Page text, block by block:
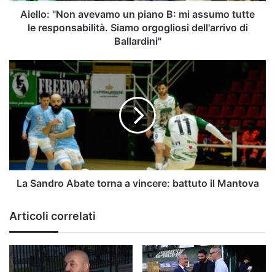
responsabilità.
dell'arrivo
di
Ballardini"
Aiello: "Non avevamo un piano B: mi assumo tutte
le responsabilità. Siamo orgogliosi dell'arrivo di
Ballardini"
La
Sandro
Abate
torna
vincere:
battuto
Mantova
La Sandro Abate torna a vincere: battuto il Mantova
Articoli correlati